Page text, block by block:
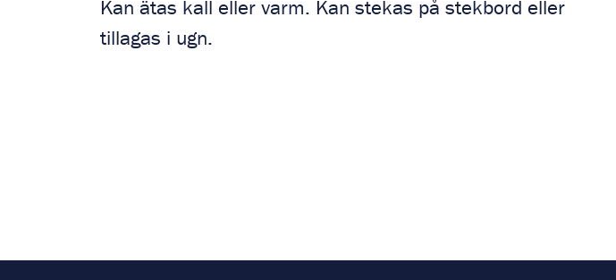
Kan ätas kall eller varm. Kan stekas på stekbord eller
tillagas i ugn.